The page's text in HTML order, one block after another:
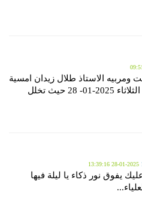
الاستاذ طلال زيدان امسية
تربوية لطلاب الصف وذلك مساء الثلاثاء 2025-01- 28 حيث تخلل
2025-01-28 13:39:16
يفوق نور ذكاء يا ليلة فيها